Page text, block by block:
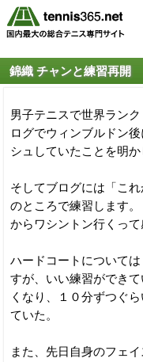
錦織 チャンと練習再開
男子テニスで世界ラン
ログでウィンブルドン
シュしていたことを明か
そしてブログには「こ
のところで練習します
からワシントン行くって
ハードコートについて
すが、いい練習ができ
くなり、１０分ずつぐ
ていた。
また、先日自身のフェ